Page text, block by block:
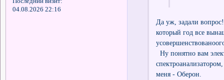
04.08.2026 22:16
Да уж, задали
который год все
Ну понятно вам
меня - Оберон.